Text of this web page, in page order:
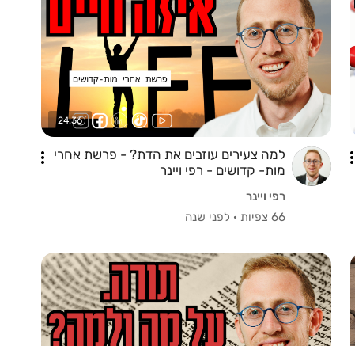
24:36
למה צעירים עוזבים את הדת? - פרשת אחרי
מות- קדושים - רפי ויינר
רפי ויינר
66 צפיות
· לפני שנה